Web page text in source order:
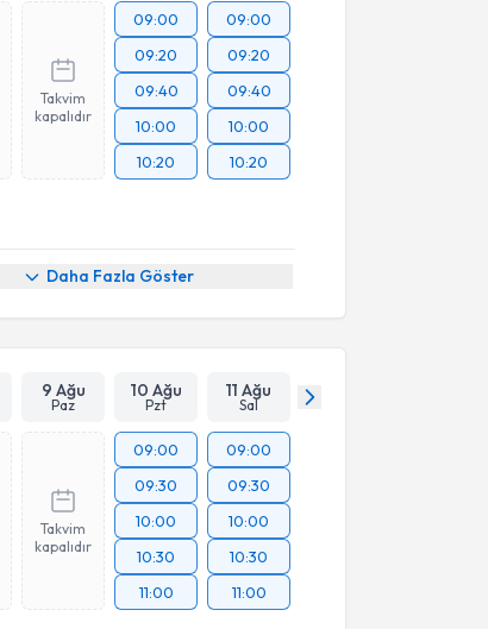
Takvim
kapalıdır
09:00
09:20
09:40
10:00
10:20
09:00
09:20
09:40
10:00
10:20
Daha Fazla Göster
9 Ağu
Paz
10 Ağu
Pzt
11 Ağu
Sal
Takvim
kapalıdır
09:00
09:30
10:00
10:30
11:00
09:00
09:30
10:00
10:30
11:00